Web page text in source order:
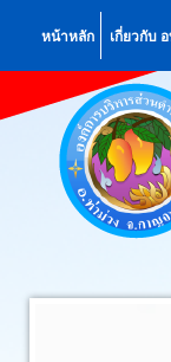
หน้าหลัก เกี่ยวกับ